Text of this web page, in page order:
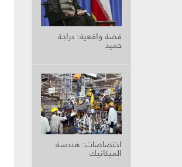
قصة واقعية: دراجة
حميد
اختصاصات: هندسة
الميكانيك